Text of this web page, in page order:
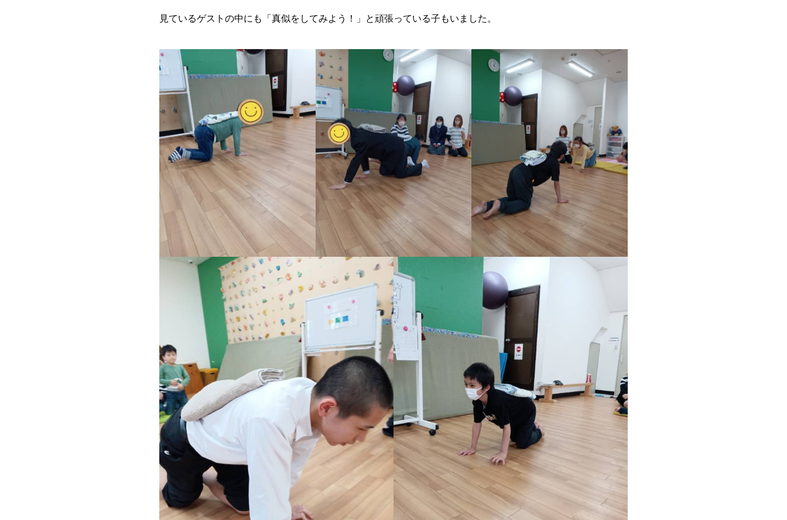
見ているゲストの中にも「真似をしてみよう！」と頑張っている子もいました。